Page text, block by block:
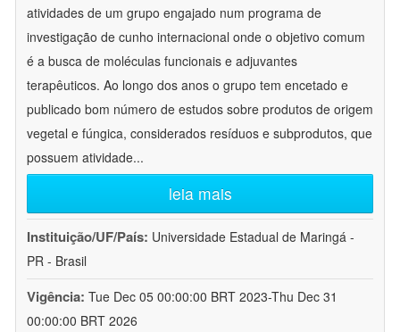
atividades de um grupo engajado num programa de
investigação de cunho internacional onde o objetivo comum
é a busca de moléculas funcionais e adjuvantes
terapêuticos. Ao longo dos anos o grupo tem encetado e
publicado bom número de estudos sobre produtos de origem
vegetal e fúngica, considerados resíduos e subprodutos, que
possuem atividade...
leia mais
Instituição/UF/País: Universidade Estadual de Maringá -
PR - Brasil
Vigência: Tue Dec 05 00:00:00 BRT 2023-Thu Dec 31
00:00:00 BRT 2026